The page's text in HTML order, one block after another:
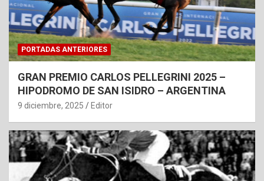
PORTADAS ANTERIORES
GRAN PREMIO CARLOS PELLEGRINI 2025 –
HIPODROMO DE SAN ISIDRO – ARGENTINA
9 diciembre, 2025 Editor